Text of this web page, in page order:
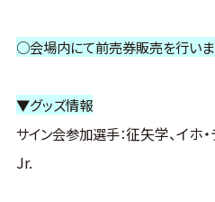
○会場内にて前売券販売を行い
▼グッズ情報
サイン会参加選手：征矢学、イホ・
Jr.